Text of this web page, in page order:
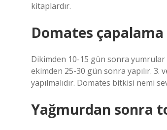
kitaplardır.
Domates çapalama
Dikimden 10-15 gün sonra yumrular
ekimden 25-30 gün sonra yapılır.
yapılmalıdır. Domates bitkisi nemi
Yağmurdan sonra